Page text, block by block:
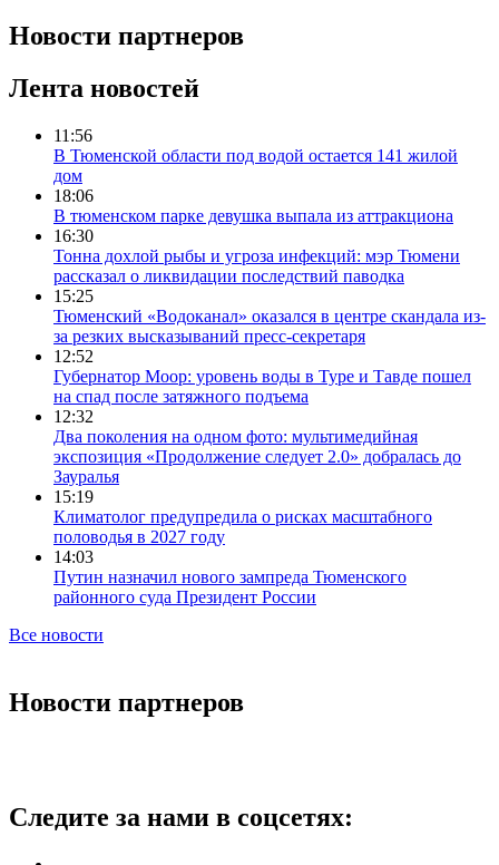
Новости партнеров
Лента новостей
11:56
В Тюменской области под водой остается 141 жилой
дом
18:06
В тюменском парке девушка выпала из аттракциона
16:30
Тонна дохлой рыбы и угроза инфекций: мэр Тюмени
рассказал о ликвидации последствий паводка
15:25
Тюменский «Водоканал» оказался в центре скандала из-
за резких высказываний пресс-секретаря
12:52
Губернатор Моор: уровень воды в Туре и Тавде пошел
на спад после затяжного подъема
12:32
Два поколения на одном фото: мультимедийная
экспозиция «Продолжение следует 2.0» добралась до
Зауралья
15:19
Климатолог предупредила о рисках масштабного
половодья в 2027 году
14:03
Путин назначил нового зампреда Тюменского
районного суда Президент России
Все новости
Новости партнеров
Следите за нами в соцсетях: